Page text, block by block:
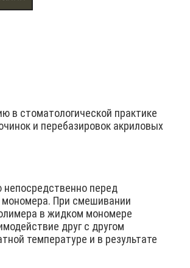
в стоматологической практике
и перебазировок акриловых
перед
мономера. При смешивании
в жидком мономере
друг с другом
температуре и в результате